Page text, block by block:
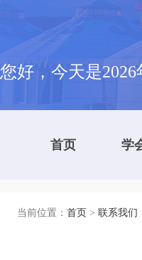
您好，今天是
首页 学
当前位置： 首页 > 联系我们